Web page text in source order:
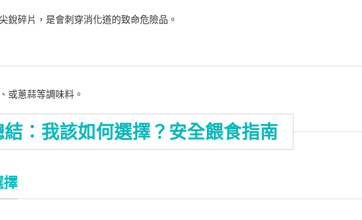
銳碎片，是會刺穿消化道的致命危險品。
或蔥蒜等調味料。
結：我該如何選擇？安全餵食指南
擇